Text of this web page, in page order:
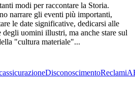
modi per raccontare la Storia.
narrare gli eventi più importanti,
le date significative, dedicarsi alle
degli uomini illustri, ma anche stare sul
"cultura materiale"...
DisconoscimentoReclami